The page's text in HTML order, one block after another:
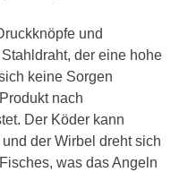
und
der eine hohe
keine Sorgen
nach
Der Köder kann
der Wirbel dreht sich
was das Angeln